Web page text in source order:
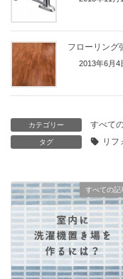
フローリング
2013年6月4
カテゴリー すべて
タグ リフ
すべての記